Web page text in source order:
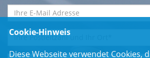
Cookie-Hinweis
Diese Webseite verwendet Cookies,